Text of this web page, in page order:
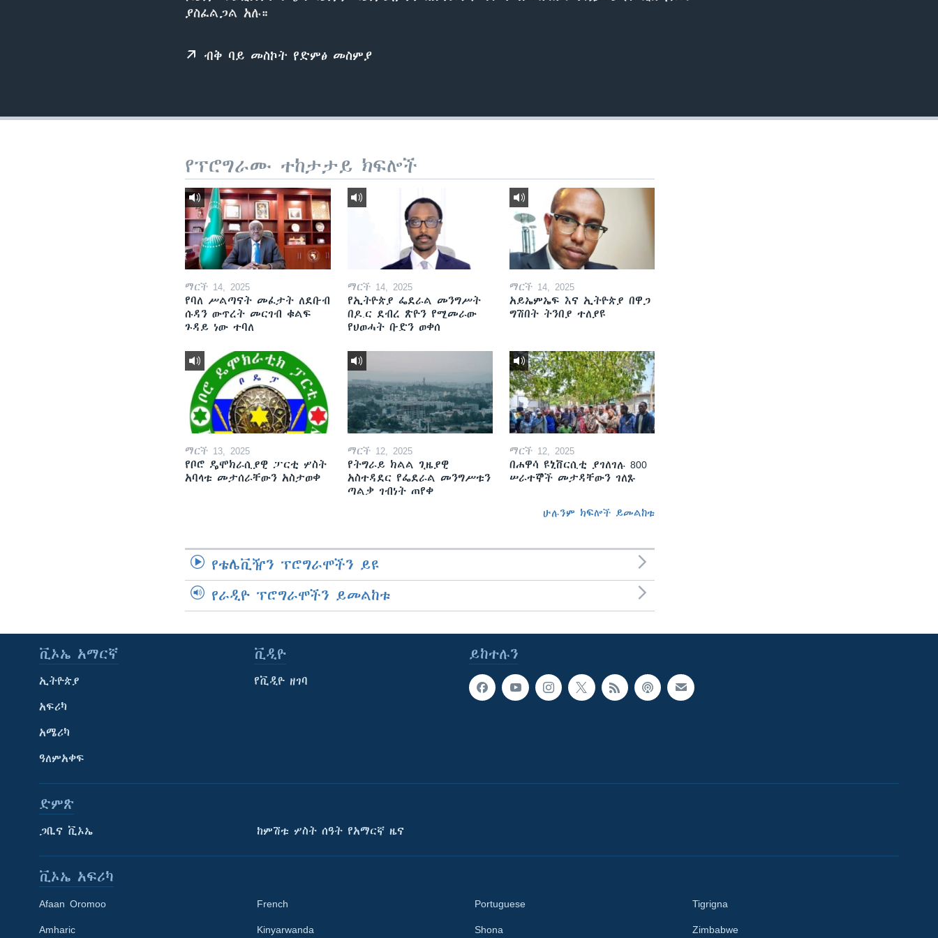
ያስፈልጋል አሉ።
ብቅ ባይ መስኮት የድምፅ መስምያ
የፕሮግራሙ ተከታታይ ክፍሎች
ማርች 14, 2025
የባለ ሥልጣናት መፈታት ለደቡብ
ሱዳን ውጥረት መርገብ ቁልፍ
ጉዳይ ነው ተባለ
ማርች 14, 2025
የኢትዮጵያ ፌደራል መንግሥት
በዶ.ር ደብረ ጽዮን የሚመራው
የህወሓት ቡድን ወቀሰ
ማርች 14, 2025
አይኤምኤፍ እና ኢትዮጵያ በዋጋ
ግሽበት ትንበያ ተለያዩ
ማርች 13, 2025
የቦሮ ዴሞክራሲያዊ ፓርቲ ሦስት
አባላቱ መታሰራቸውን አስታወቀ
ማርች 12, 2025
የትግራይ ክልል ጊዜያዊ
አስተዳደር የፌደራል መንግሥቱን
ጣልቃ ገብነት ጠየቀ
ማርች 12, 2025
በሐዋሳ ዩኒቨርሲቲ ያገለገሉ 800
ሠራተኞች መታዳቸውን ገለጹ
ሁሉንም ክፍሎች ይመልከቱ
የቴሌቪዥን ፕሮግራሞችን ይዩ
የራዲዮ ፕሮግራሞችን ይመልከቱ
ይከተሉን
ቪኦኤ አማርኛ
ኢትዮጵያ
አፍሪካ
አሜሪካ
ዓለምአቀፍ
ቪዲዮ
የቪዲዮ ዘገባ
ድምጽ
ጋቢና ቪኦኤ ከምሽቱ ሦስት ሰዓት የአማርኛ ዜና
ቪኦኤ አፍሪካ
Afaan Oromoo
Amharic
French
Kinyarwanda
Portuguese
Shona
Tigrigna
Zimbabwe